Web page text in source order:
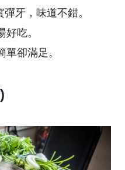
牙，味道不錯。
吃。
卻滿足。